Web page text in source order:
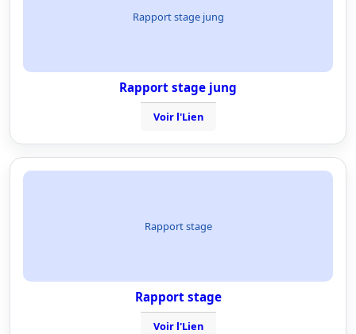
Rapport stage jung
Rapport stage jung
Voir l'Lien
Rapport stage
Rapport stage
Voir l'Lien